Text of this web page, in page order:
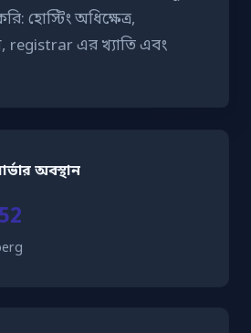
হোস্টিং অধিক্ষেত্র,
registrar এর খ্যাতি এবং
অবস্থান